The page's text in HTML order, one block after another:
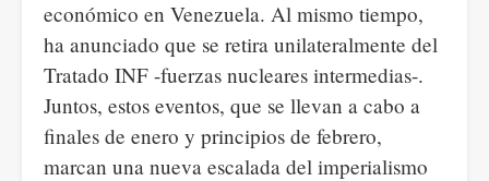
económico en Venezuela. Al mismo tiempo,
ha anunciado que se retira unilateralmente del
Tratado INF -fuerzas nucleares intermedias-.
Juntos, estos eventos, que se llevan a cabo a
finales de enero y principios de febrero,
marcan una nueva escalada del imperialismo